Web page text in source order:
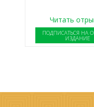
Читать
ПОДПИСАТЬСЯ НА
ИЗДАНИЕ